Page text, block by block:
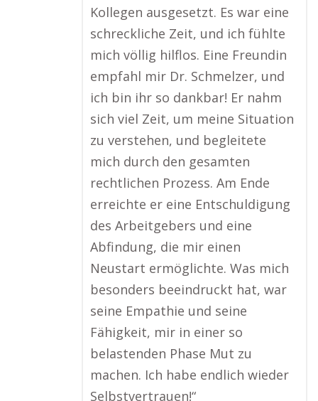
Kollegen ausgesetzt. Es war eine
schreckliche Zeit, und ich fühlte
mich völlig hilflos. Eine Freundin
empfahl mir Dr. Schmelzer, und
ich bin ihr so dankbar! Er nahm
sich viel Zeit, um meine Situation
zu verstehen, und begleitete
mich durch den gesamten
rechtlichen Prozess. Am Ende
erreichte er eine Entschuldigung
des Arbeitgebers und eine
Abfindung, die mir einen
Neustart ermöglichte. Was mich
besonders beeindruckt hat, war
seine Empathie und seine
Fähigkeit, mir in einer so
belastenden Phase Mut zu
machen. Ich habe endlich wieder
Selbstvertrauen!“